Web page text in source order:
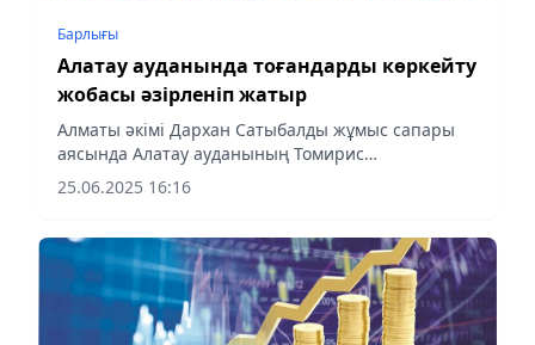
Барлығы
Алатау ауданында тоғандарды көркейту
жобасы әзірленіп жатыр
Алматы әкімі Дархан Сатыбалды жұмыс сапары
аясында Алатау ауданының Томирис
шағынауданына барып, Джигитовка өзенінің
бойындағы тоғандардың гидротехникалық
25.06.2025 16:16